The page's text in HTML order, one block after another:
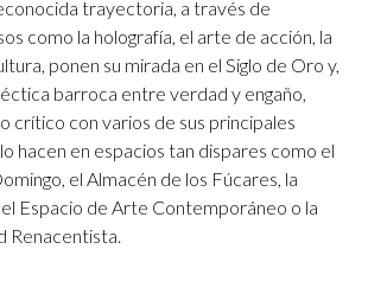
trayectoria, a través de
como la holografía, el arte de acción, la
ponen su mirada en el Siglo de Oro y,
barroca entre verdad y engaño,
crítico con varios de sus principales
hacen en espacios tan dispares como el
el Almacén de los Fúcares, la
el Espacio de Arte Contemporáneo o la
Renacentista.